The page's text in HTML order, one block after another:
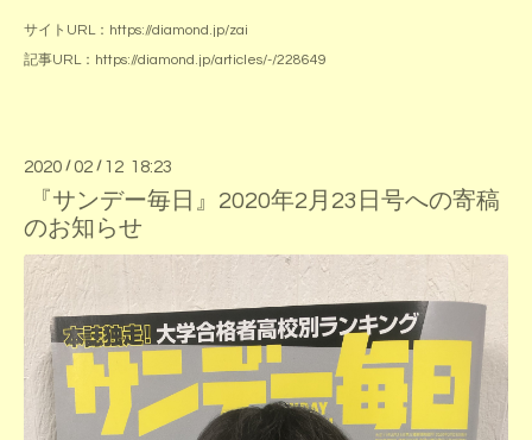
サイトURL：https://diamond.jp/zai
記事URL：https://diamond.jp/articles/-/228649
2020 / 02 / 12 18:23
『サンデー毎日』2020年2月23日号への寄稿
のお知らせ